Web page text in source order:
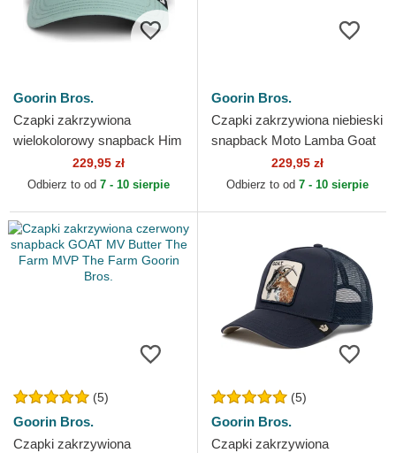
Goorin Bros.
Czapki zakrzywiona
wielokolorowy snapback Him
Goat Verry Dapper The Farm
Goorin Bros.
229,95 zł
Odbierz to od 7 - 10 sierpie
Goorin Bros.
Czapki zakrzywiona niebieski
snapback Moto Lamba Goat
The Farm Goorin Bros.
229,95 zł
Odbierz to od 7 - 10 sierpie
(5)
Goorin Bros.
Czapki zakrzywiona
(5)
Goorin Bros.
Czapki zakrzywiona